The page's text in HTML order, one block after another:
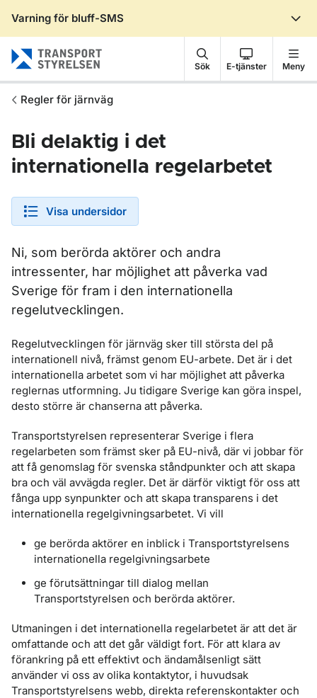
Varning för bluff-SMS
Sök E-tjänster Meny
Regler för järnväg
Bli delaktig i det
internationella regelarbetet
Visa undersidor
Ni, som berörda aktörer och andra
intressenter, har möjlighet att påverka vad
Sverige för fram i den internationella
regelutvecklingen.
Regelutvecklingen för järnväg sker till största del på
internationell nivå, främst genom EU-arbete. Det är i det
internationella arbetet som vi har möjlighet att påverka
reglernas utformning. Ju tidigare Sverige kan göra inspel,
desto större är chanserna att påverka.
Transportstyrelsen representerar Sverige i flera
regelarbeten som främst sker på EU-nivå, där vi jobbar för
att få genomslag för svenska ståndpunkter och att skapa
bra och väl avvägda regler. Det är därför viktigt för oss att
fånga upp synpunkter och att skapa transparens i det
internationella regelgivningsarbetet. Vi vill
ge berörda aktörer en inblick i Transportstyrelsens
internationella regelgivningsarbete
ge förutsättningar till dialog mellan
Transportstyrelsen och berörda aktörer.
Utmaningen i det internationella regelarbetet är att det är
omfattande och att det går väldigt fort. För att klara av
förankring på ett effektivt och ändamålsenligt sätt
använder vi oss av olika kontaktytor, i huvudsak
Transportstyrelsens webb, direkta referenskontakter och